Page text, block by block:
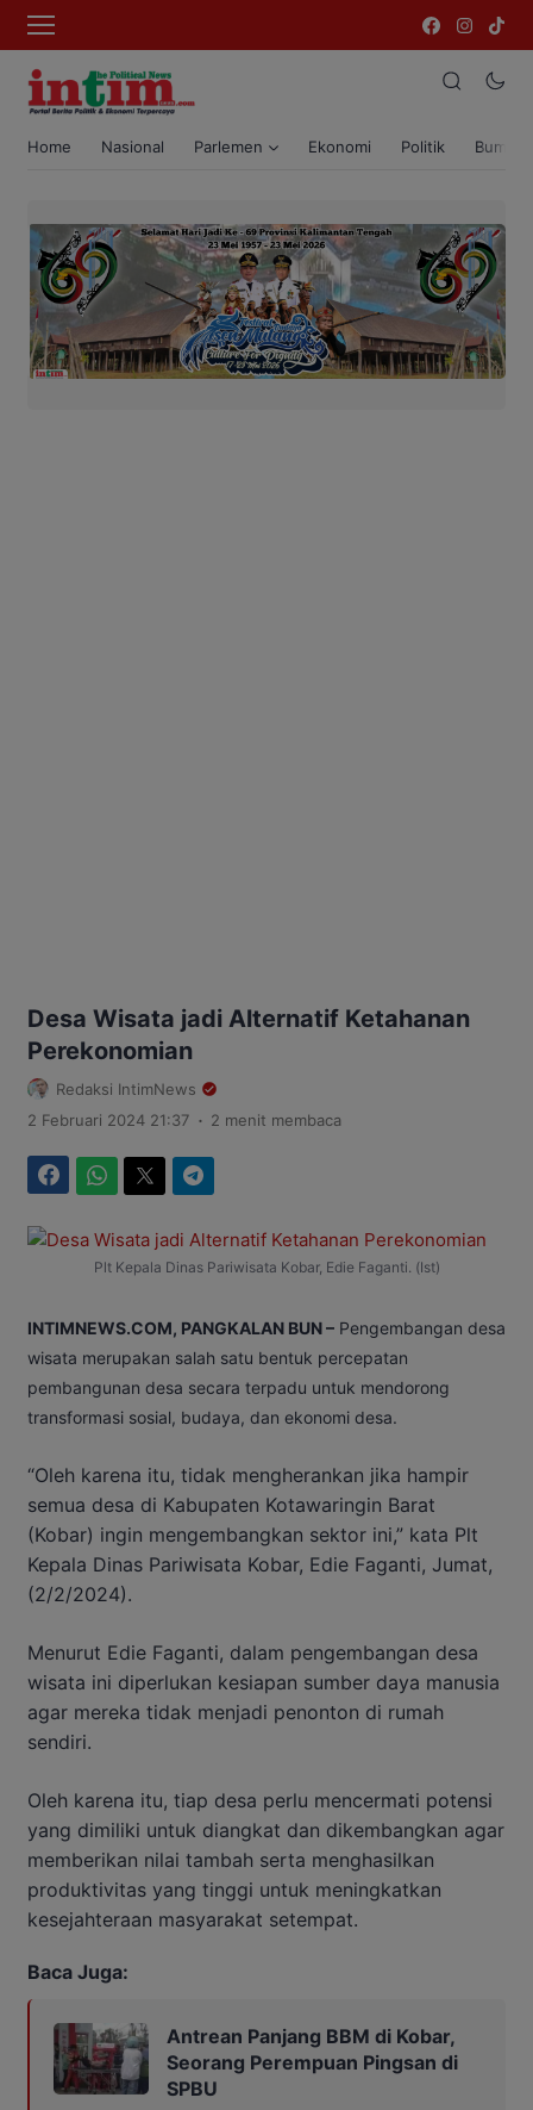
Home Nasional Parlemen Ekonomi Politik Bumi
Desa Wisata jadi Alternatif Ketahanan
Perekonomian
Redaksi IntimNews
2 Februari 2024 21:37 . 2 menit membaca
Plt Kepala Dinas Pariwisata Kobar, Edie Faganti. (Ist)
INTIMNEWS.COM, PANGKALAN BUN – Pengembangan desa
wisata merupakan salah satu bentuk percepatan
pembangunan desa secara terpadu untuk mendorong
transformasi sosial, budaya, dan ekonomi desa.
“Oleh karena itu, tidak mengherankan jika hampir
semua desa di Kabupaten Kotawaringin Barat
(Kobar) ingin mengembangkan sektor ini,” kata Plt
Kepala Dinas Pariwisata Kobar, Edie Faganti, Jumat,
(2/2/2024).
Menurut Edie Faganti, dalam pengembangan desa
wisata ini diperlukan kesiapan sumber daya manusia
agar mereka tidak menjadi penonton di rumah
sendiri.
Oleh karena itu, tiap desa perlu mencermati potensi
yang dimiliki untuk diangkat dan dikembangkan agar
memberikan nilai tambah serta menghasilkan
produktivitas yang tinggi untuk meningkatkan
kesejahteraan masyarakat setempat.
Baca Juga:
Antrean Panjang BBM di Kobar,
Seorang Perempuan Pingsan di
SPBU